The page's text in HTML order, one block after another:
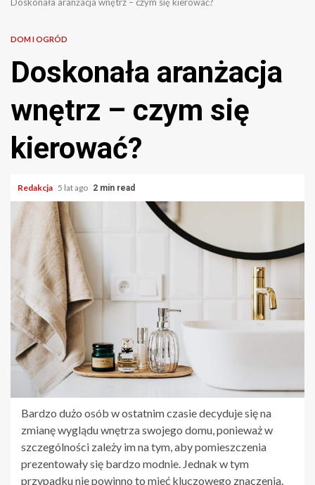
DOM I OGRÓD
Doskonała aranżacja
wnętrz – czym się
kierować?
Redakcja 5 lat ago 2 min read
Bardzo dużo osób w ostatnim czasie decyduje się na
zmianę wyglądu wnętrza swojego domu, ponieważ w
szczególności zależy im na tym, aby pomieszczenia
prezentowały się bardzo modnie. Jednak w tym
przypadku nie powinno to mieć kluczowego znaczenia.